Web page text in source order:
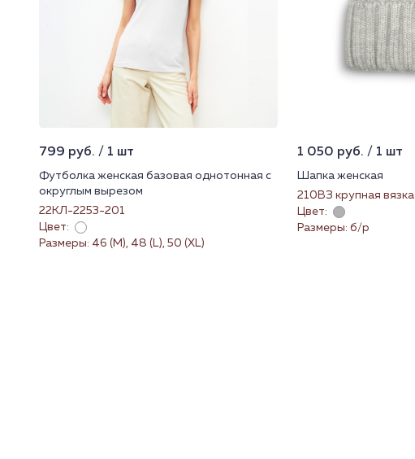
799 руб. / 1 шт
Футболка женская базовая однотонная с
округлым вырезом
22КЛ-2253-201
Цвет:
Размеры: 46 (M), 48 (L), 50 (XL)
1 050 руб. / 1 шт
Шапка женская
210ВЗ крупная вязка
Цвет:
Размеры: б/р